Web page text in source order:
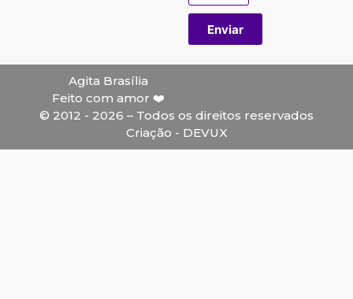
Enviar
Agita Brasília
Feito com amor ❤️
© 2012 - 2026 – Todos os direitos reservados
Criação - DEVUX